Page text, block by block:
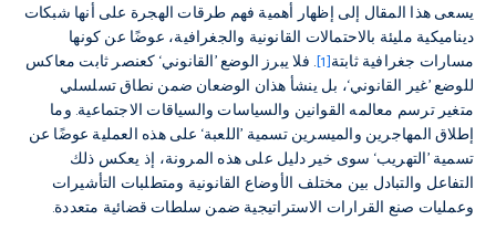
يسعى هذا المقال إلى إظهار أهمية فهم طرقات الهجرة على أنها شبكات
ديناميكية مليئة بالاحتمالات القانونية والجغرافية، عوضًا عن كونها
مسارات جغرافية ثابتة[1] . فلا يبرز الوضع ’القانوني‘ كعنصر ثابت معاكس
للوضع ’غير القانوني‘، بل ينشأ هذان الوضعان ضمن نطاق تسلسلي
متغير ترسم معالمه القوانين والسياسات والسياقات الاجتماعية. وما
إطلاق المهاجرين والميسرين تسمية ’اللعبة‘ على هذه العملية عوضًا عن
تسمية ’التهريب‘ سوى خير دليل على هذه المرونة، إذ يعكس ذلك
التفاعل والتبادل بين مختلف الأوضاع القانونية ومتطلبات التأشيرات
وعمليات صنع القرارات الاستراتيجية ضمن سلطات قضائية متعددة.